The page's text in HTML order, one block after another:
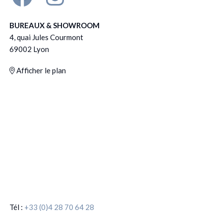
BUREAUX & SHOWROOM
4, quai Jules Courmont
69002 Lyon
Afficher le plan
Tél : +33 (0)4 28 70 64 28